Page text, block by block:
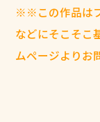
※※この作品は
などにそこそこ
ムページよりお